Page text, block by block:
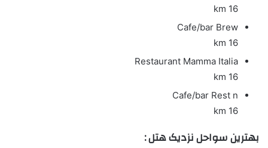
16 km
Cafe/bar Brew
16 km
Restaurant Mamma Italia
16 km
Cafe/bar Rest n
16 km
بهترین سواحل نزدیک هتل :